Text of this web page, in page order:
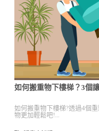
如何搬重物下樓梯？3個
如何搬重物下樓梯?透過4個
物更加輕鬆吧!...